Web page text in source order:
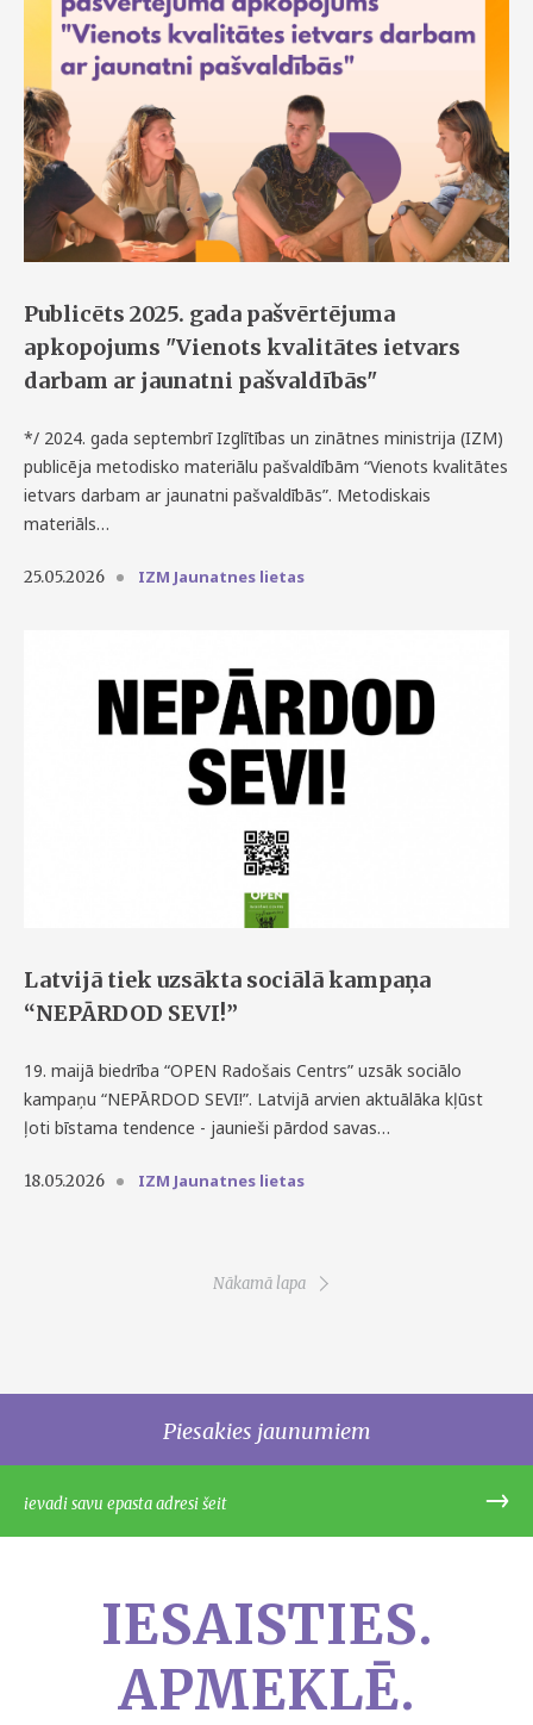
Publicēts 2025. gada pašvērtējuma
apkopojums "Vienots kvalitātes ietvars
darbam ar jaunatni pašvaldībās"
*/ 2024. gada septembrī Izglītības un zinātnes ministrija (IZM)
publicēja metodisko materiālu pašvaldībām “Vienots kvalitātes
ietvars darbam ar jaunatni pašvaldībās”. Metodiskais
materiāls…
25.05.2026 IZM Jaunatnes lietas
Latvijā tiek uzsākta sociālā kampaņa
“NEPĀRDOD SEVI!”
19. maijā biedrība “OPEN Radošais Centrs” uzsāk sociālo
kampaņu “NEPĀRDOD SEVI!”. Latvijā arvien aktuālāka kļūst
ļoti bīstama tendence - jaunieši pārdod savas…
18.05.2026 IZM Jaunatnes lietas
Nākamā lapa
Piesakies jaunumiem
IESAISTIES.
APMEKLĒ.